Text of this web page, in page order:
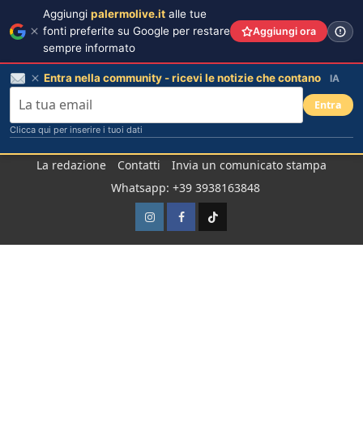
La redazione Contatti
Invia un comunicato stampa
Whatsapp: +39 3938163848
InstagramFacebook
TikTok
Aggiungi palermolive.it alle tue
fonti preferite su Google per restare
sempre informato
Aggiungi ora
Entra nella community - ricevi le notizie che contano IA
Entra
Clicca qui per inserire i tuoi dati